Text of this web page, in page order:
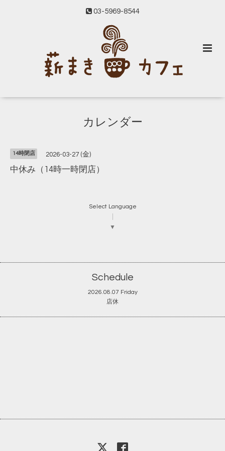
03-5969-8544
カレンダー
14時閉店 2026-03-27 (金)
中休み（14時一時閉店）
Select Language
▼
Schedule
2026.08.07 Friday
店休